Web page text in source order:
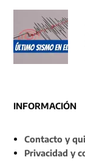
INFORMACIÓN
Contacto y
Privacidad y